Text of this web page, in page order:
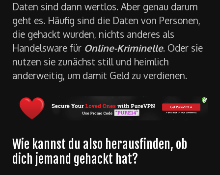
erfahren. Denn dann könnten diese
Gegenmaßnahmenergreifen. Die erbeuteten
Daten sind dann wertlos. Aber genau darum
geht es. Häufig sind die Daten von Personen,
die gehackt wurden, nichts anderes als
Handelsware fürOnline-Kriminelle. Oder sie
anderweitig, um damit Geld zu verdienen.